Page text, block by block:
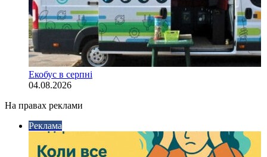
Екобус в серпні
04.08.2026
На правах реклами
Реклама